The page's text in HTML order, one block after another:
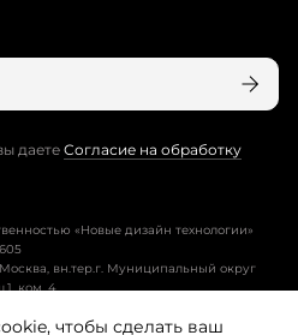
даете Согласие на обработку
«Новые дизайн технологии»
вн.тер.г. Муниципальный округ
ком. 4.
чтобы сделать ваш